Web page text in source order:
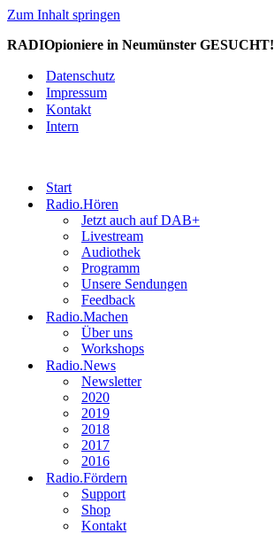
Zum Inhalt springen
RADIOpioniere in Neumünster GESUCHT!
Datenschutz
Impressum
Kontakt
Intern
Start
Radio.Hören
Jetzt auch auf DAB+
Livestream
Audiothek
Programm
Unsere Sendungen
Feedback
Radio.Machen
Über uns
Workshops
Radio.News
Newsletter
2020
2019
2018
2017
2016
Radio.Fördern
Support
Shop
Kontakt